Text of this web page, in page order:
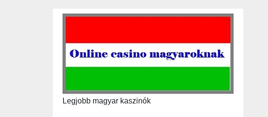
Legjobb magyar kaszinók